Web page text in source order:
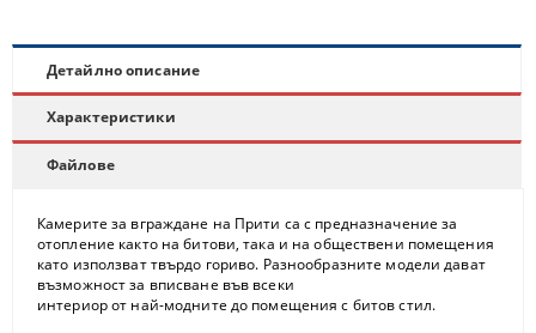
Детайлно описание
Характеристики
Файлове
Камерите за вграждане на Прити са с предназначение за
отопление както на битови, така и на обществени помещения
като използват твърдо гориво. Разнообразните модели дават
възможност за вписване във всеки
интериор от най-модните до помещения с битов стил.